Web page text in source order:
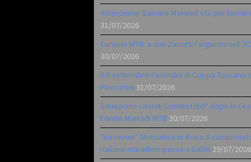
Attenzione: Samara Maxwell sta per
31/07/2026
Europei MTB: a Juri Zanotti l’argento
30/07/2026
Il 6 settembre l’esordio di Coppa Toscana
Pinocchio 31/07/2026
Situazione circuiti Contest360° dopo la
Fondo Marradi MTB 30/07/2026
“Au revoir” Monselice in Rosa. Il
italiano marathon passa a Gallio 29/07/2026